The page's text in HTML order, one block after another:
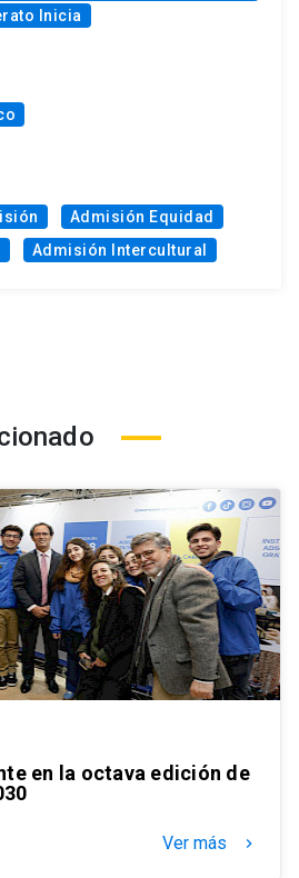
Inicia
Admisión Equidad
Admisión Intercultural
en la octava edición de
Ver más keyboard_arrow_right